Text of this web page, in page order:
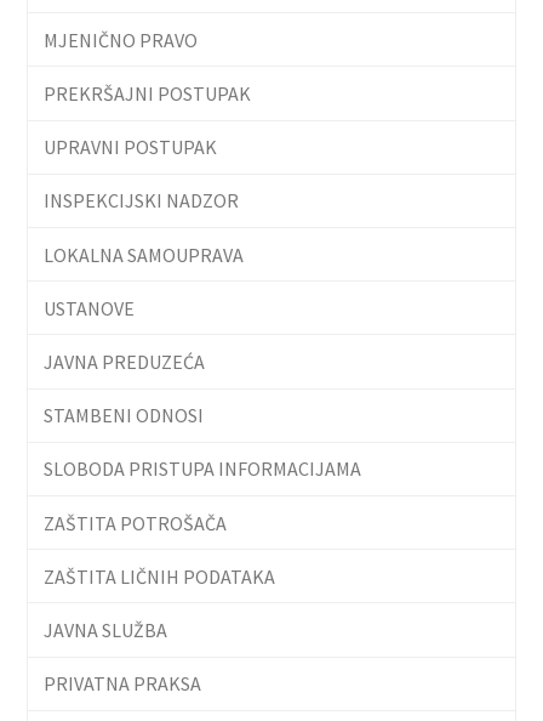
MJENIČNO PRAVO
PREKRŠAJNI POSTUPAK
UPRAVNI POSTUPAK
INSPEKCIJSKI NADZOR
LOKALNA SAMOUPRAVA
USTANOVE
JAVNA PREDUZEĆA
STAMBENI ODNOSI
SLOBODA PRISTUPA INFORMACIJAMA
ZAŠTITA POTROŠAČA
ZAŠTITA LIČNIH PODATAKA
JAVNA SLUŽBA
PRIVATNA PRAKSA